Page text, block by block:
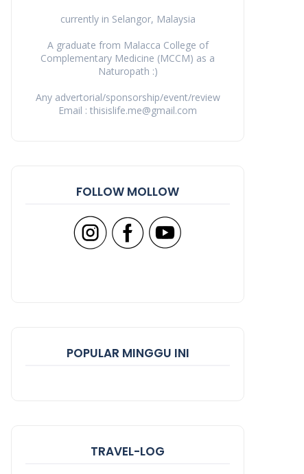
currently in Selangor, Malaysia
A graduate from Malacca College of
Complementary Medicine (MCCM) as a
Naturopath :)
Any advertorial/sponsorship/event/review
Email : thisislife.me@gmail.com
FOLLOW MOLLOW
POPULAR MINGGU INI
TRAVEL-LOG